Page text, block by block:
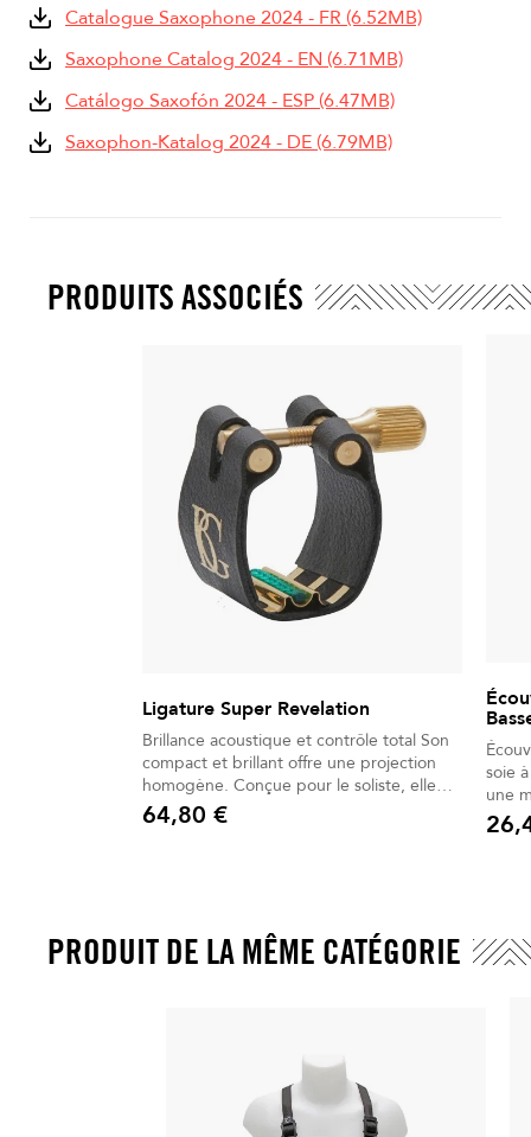
Catalogue Saxophone 2024 - FR (6.52MB)
Saxophone Catalog 2024 - EN (6.71MB)
Catálogo Saxofón 2024 - ESP (6.47MB)
Saxophon-Katalog 2024 - DE (6.79MB)
PRODUITS ASSOCIÉS
Ligature Super Revelation
Brillance acoustique et contrôle total Son
compact et brillant offre une projection
homogène. Conçue pour le soliste, elle
allie puissance et précision. Articulation
fluide et réactive pour un staccato naturel.
Prix
64,80 €
soie
une
Prix
PRODUIT DE LA MÊME CATÉGORIE